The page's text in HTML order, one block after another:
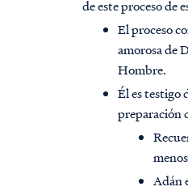
de este proceso de
El proceso
amorosa de
Hombre.
Él es testigo
preparación
Adán